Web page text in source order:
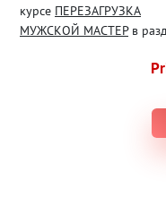
курсе ПЕРЕЗАГРУЗКА
МУЖСКОЙ МАСТЕРв